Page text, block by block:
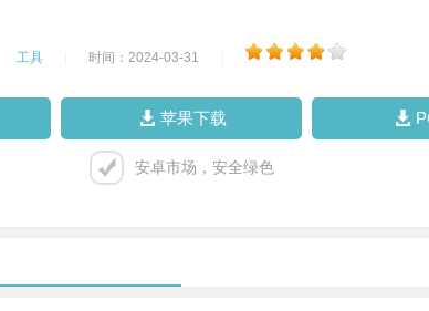
工具 时间：2024-03-31
苹果下载
安卓市场，安全绿色